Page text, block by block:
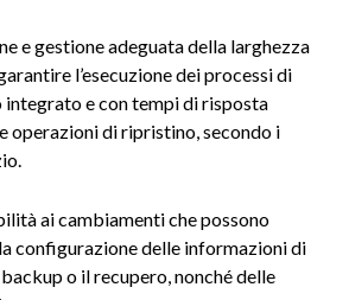
e gestione adeguata della larghezza
l’esecuzione dei processi di
integrato e con tempi di risposta
operazioni di ripristino, secondo i
ai cambiamenti che possono
configurazione delle informazioni di
o il recupero, nonché delle